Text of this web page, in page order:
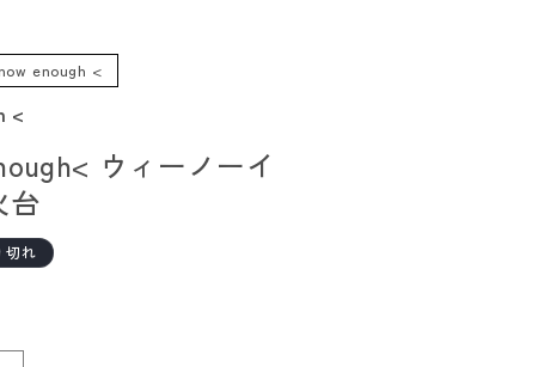
enough <
<
ウィーノーイ
台
切れ